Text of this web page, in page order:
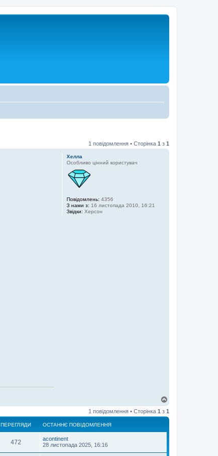
1 повідомлення • Сторінка 1 з 1
Хелла
Особливо цінний користувач
Повідомлень: 4356
З нами з: 16 листопада 2010, 16:21
Звідки: Херсон
г
о
1 повідомлення • Сторінка 1 з 1
ПЕРЕГЛЯДИ ОСТАННЄ ПОВІДОМЛЕННЯ
472
acontinent
28 листопада 2025, 16:16